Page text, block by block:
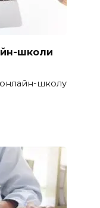
школи
онлайн-школу